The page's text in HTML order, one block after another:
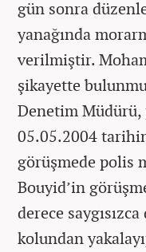
gün sonra
yanağında
verilmiştir.
şikayette
Denetim
05.05.2004
görüşmede polis
Bouyid’in
derece
kolundan